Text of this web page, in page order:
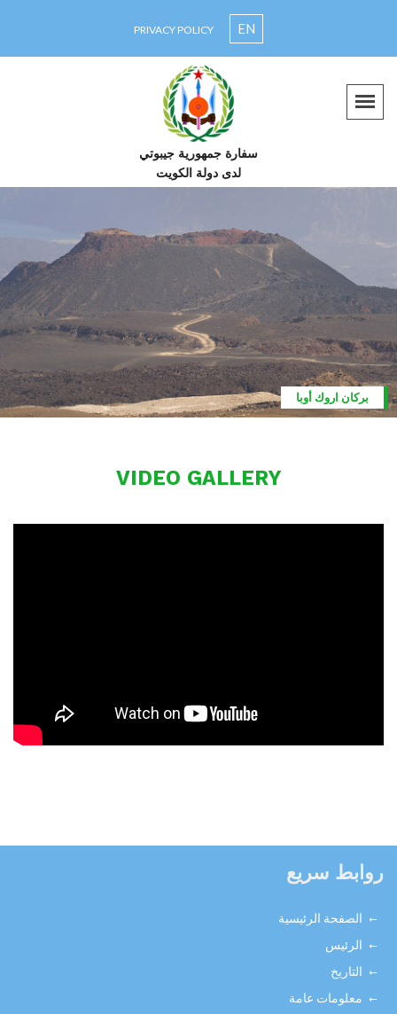
EN
PRIVACY POLICY
سفارة جمهورية جيبوتي
لدى دولة الكويت
VIDEO GALLERY
بركان اروك أوبا
روابط سريع
الصفحة الرئيسية
الرئيس
التاريخ
معلومات عامة